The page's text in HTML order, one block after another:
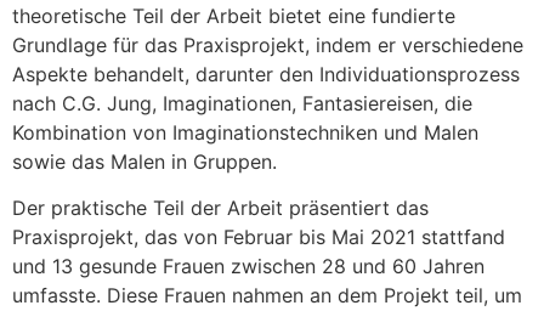
theoretische Teil der Arbeit bietet eine fundierte
Grundlage für das Praxisprojekt, indem er verschiedene
Aspekte behandelt, darunter den Individuationsprozess
nach C.G. Jung, Imaginationen, Fantasiereisen, die
Kombination von Imaginationstechniken und Malen
sowie das Malen in Gruppen.
Der praktische Teil der Arbeit präsentiert das
Praxisprojekt, das von Februar bis Mai 2021 stattfand
und 13 gesunde Frauen zwischen 28 und 60 Jahren
umfasste. Diese Frauen nahmen an dem Projekt teil, um